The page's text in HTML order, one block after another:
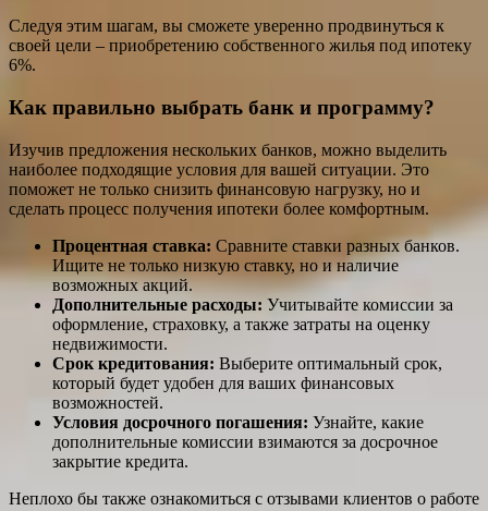
Следуя этим шагам, вы сможете уверенно продвинуться к
своей цели – приобретению собственного жилья под ипотеку
6%.
Как правильно выбрать банк и программу?
Изучив предложения нескольких банков, можно выделить
наиболее подходящие условия для вашей ситуации. Это
поможет не только снизить финансовую нагрузку, но и
сделать процесс получения ипотеки более комфортным.
Процентная ставка: Сравните ставки разных банков.
Ищите не только низкую ставку, но и наличие
возможных акций.
Дополнительные расходы: Учитывайте комиссии за
оформление, страховку, а также затраты на оценку
недвижимости.
Срок кредитования: Выберите оптимальный срок,
который будет удобен для ваших финансовых
возможностей.
Условия досрочного погашения: Узнайте, какие
дополнительные комиссии взимаются за досрочное
закрытие кредита.
Неплохо бы также ознакомиться с отзывами клиентов о работе